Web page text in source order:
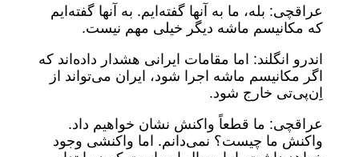
عراقچی: بله، ما به آنها گفته‌ایم. به آنها گفته‌ایم
که مکانیسم ماشه دیگر خیلی مهم نیست.
اندرو انگلند: اما مقامات ایرانی هشدار داده‌اند که
اگر مکانیسم ماشه اجرا شود، ایران می‌تواند از
اِن‌پی‌تی خارج شود.
عراقچی: ما قطعاً واکنش نشان خواهیم داد.
واکنش ما چیست؟ نمی‌دانم. اما واکنشی وجود